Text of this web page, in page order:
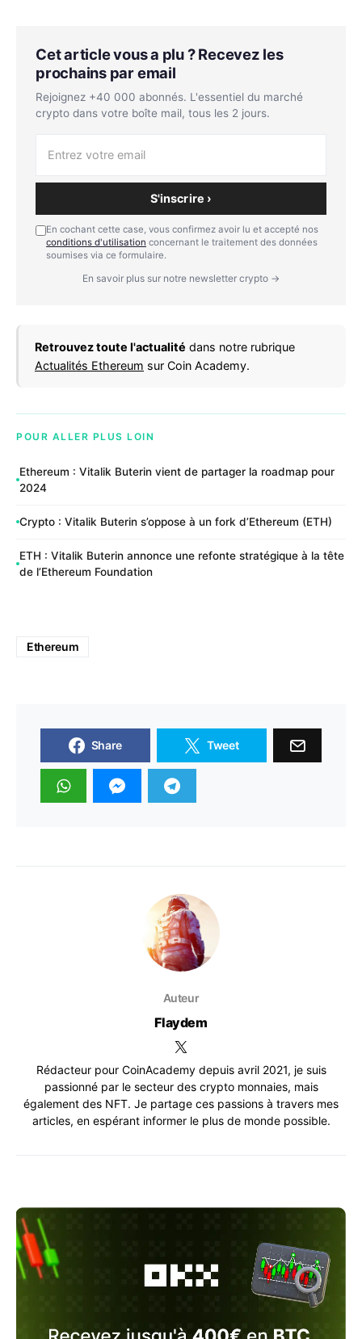
Cet article vous a plu ? Recevez les
prochains par email
Rejoignez +40 000 abonnés. L'essentiel du marché
crypto dans votre boîte mail, tous les 2 jours.
S'inscrire ›
En cochant cette case, vous confirmez avoir lu et accepté nos
conditions d'utilisation concernant le traitement des données
soumises via ce formulaire.
En savoir plus sur notre newsletter crypto →
Retrouvez toute l'actualité dans notre rubrique
Actualités Ethereum sur Coin Academy.
POUR ALLER PLUS LOIN
Ethereum : Vitalik Buterin vient de partager la roadmap pour
2024
Crypto : Vitalik Buterin s’oppose à un fork d’Ethereum (ETH)
ETH : Vitalik Buterin annonce une refonte stratégique à la tête
de l’Ethereum Foundation
Ethereum
Share Tweet
Auteur
Flaydem
Rédacteur pour CoinAcademy depuis avril 2021, je suis
passionné par le secteur des crypto monnaies, mais
également des NFT. Je partage ces passions à travers mes
articles, en espérant informer le plus de monde possible.